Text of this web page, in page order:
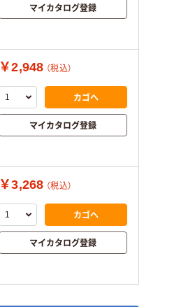
マイカタログ登録
￥2,948 （税込）
カゴへ
マイカタログ登録
￥3,268 （税込）
カゴへ
マイカタログ登録